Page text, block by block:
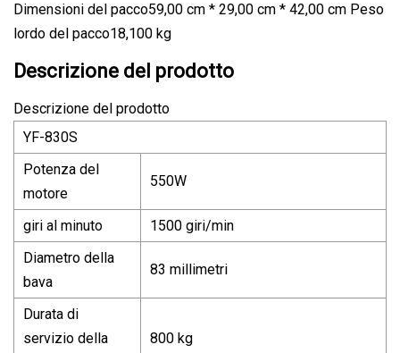
Dimensioni del pacco59,00 cm * 29,00 cm * 42,00 cm Peso
lordo del pacco18,100 kg
Descrizione del prodotto
Descrizione del prodotto
YF-830S
Potenza del
motore
550W
giri al minuto
1500 giri/min
Diametro della
bava
83 millimetri
Durata di
servizio della
800 kg